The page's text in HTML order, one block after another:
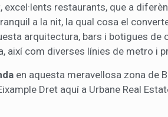
restaurants, que a
a la nit, la qual cosa el
arquitectura, bars i botigues de
així com diverses línies de metro i
en aquesta meravellosa zona de
Dret aquí a Urbane Real